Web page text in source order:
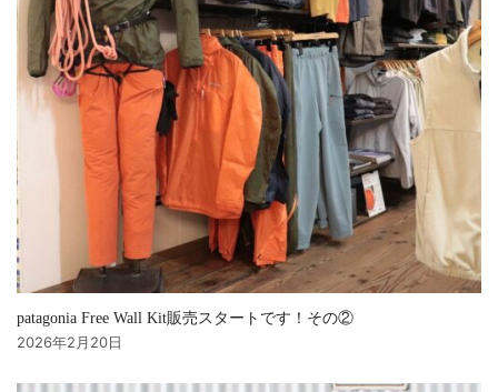
patagonia Free Wall Kit販売スタートです！その②
2026年2月20日